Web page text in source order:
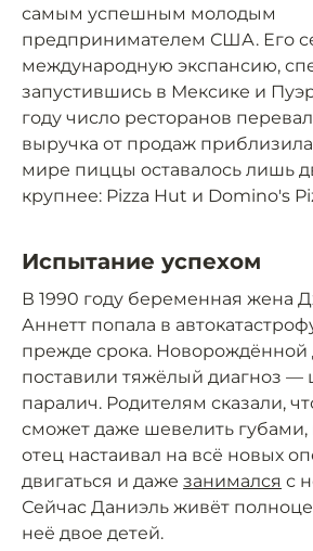
самым успешным молодым
предпринимателем США. Его
международную экспансию,
запустившись в Мексике и
году число ресторанов
выручка от продаж
мире пиццы оставалось лишь
крупнее: Pizza Hut и Domino's
Испытание успехом
В 1990 году беременная жена
Аннетт попала в
прежде срока. Новорождённой
поставили тяжёлый диагноз —
паралич. Родителям сказали,
сможет даже шевелить
отец настаивал на всё новых
двигаться и даже занимался с
Сейчас Даниэль живёт
неё двое детей.